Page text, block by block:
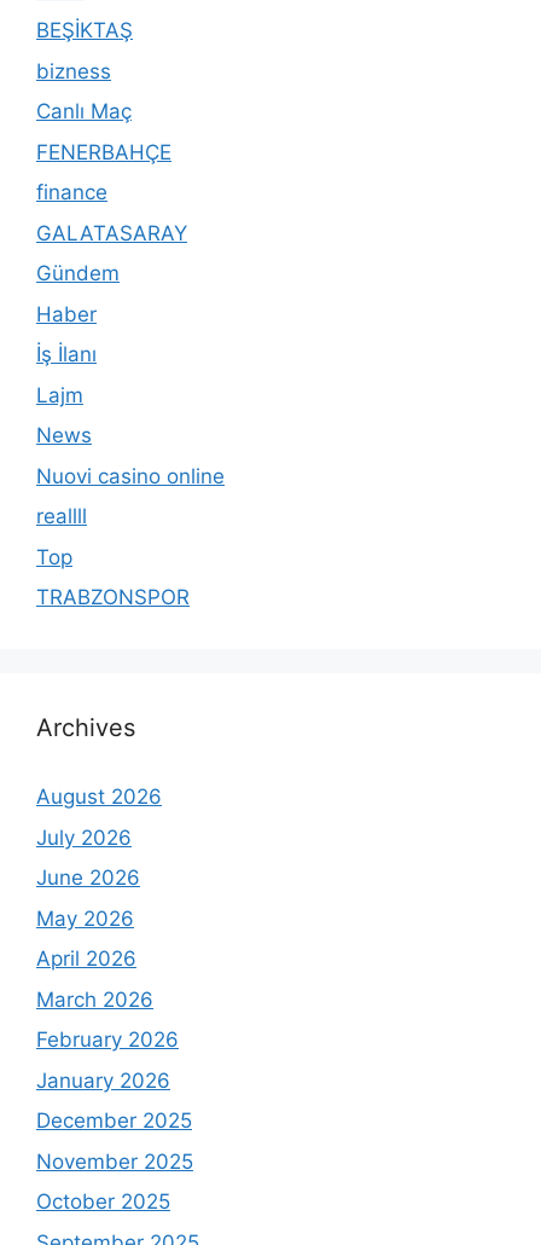
BEŞİKTAŞ
bizness
Canlı Maç
FENERBAHÇE
finance
GALATASARAY
Gündem
Haber
İş İlanı
Lajm
News
Nuovi casino online
reallll
Top
TRABZONSPOR
Archives
August 2026
July 2026
June 2026
May 2026
April 2026
March 2026
February 2026
January 2026
December 2025
November 2025
October 2025